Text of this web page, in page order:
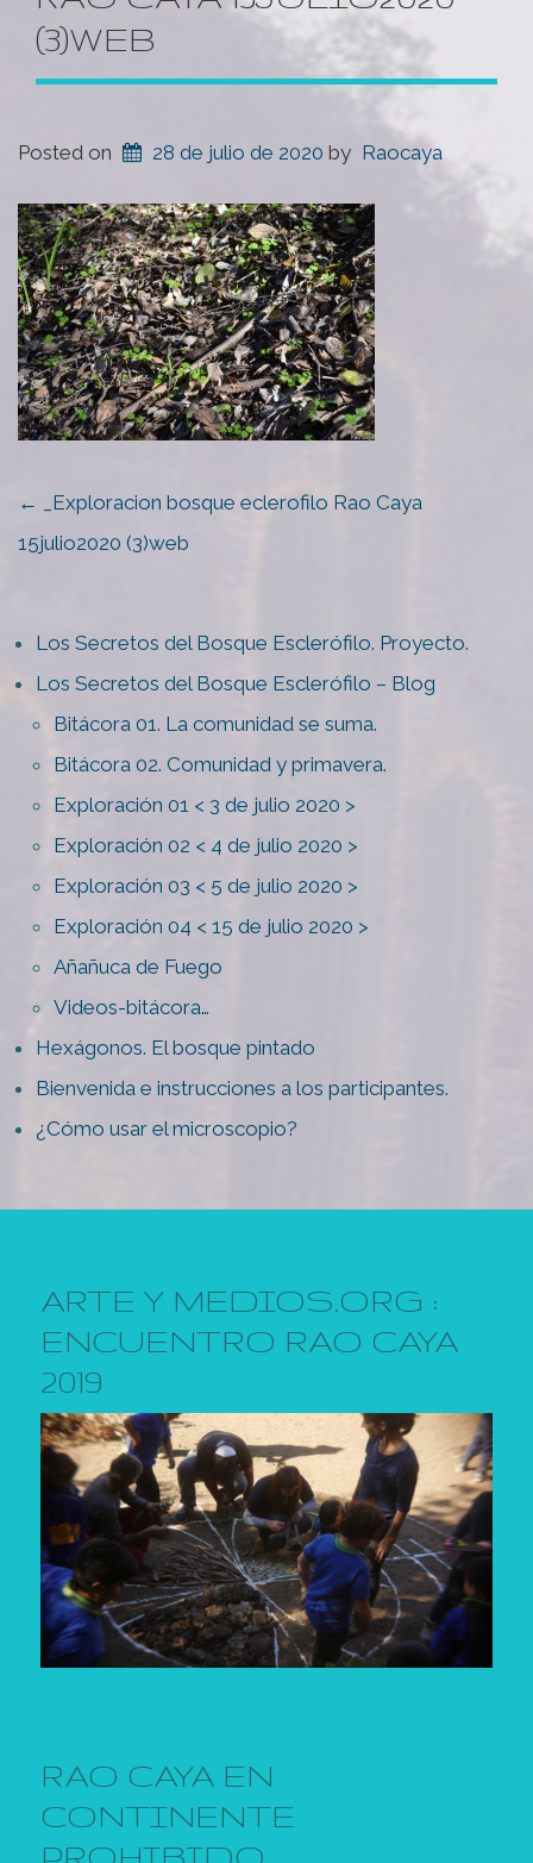
(3)WEB
Posted on 28 de julio de 2020 by Raocaya
POST
NAVIGATION
←
_Exploracion bosque eclerofilo Rao Caya
15julio2020 (3)web
Los Secretos del Bosque Esclerófilo. Proyecto.
Los Secretos del Bosque Esclerófilo – Blog
Bitácora 01. La comunidad se suma.
Bitácora 02. Comunidad y primavera.
Exploración 01 < 3 de julio 2020 >
Exploración 02 < 4 de julio 2020 >
Exploración 03 < 5 de julio 2020 >
Exploración 04 < 15 de julio 2020 >
Añañuca de Fuego
Videos-bitácora…
Hexágonos. El bosque pintado
Bienvenida e instrucciones a los participantes.
¿Cómo usar el microscopio?
ARTE Y MEDIOS.ORG :
ENCUENTRO RAO CAYA
2019
RAO CAYA EN
CONTINENTE